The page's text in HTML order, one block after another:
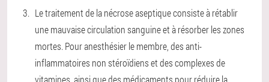
Le traitement de la nécrose aseptique consiste à rétablir
une mauvaise circulation sanguine et à résorber les zones
mortes. Pour anesthésier le membre, des anti-
inflammatoires non stéroïdiens et des complexes de